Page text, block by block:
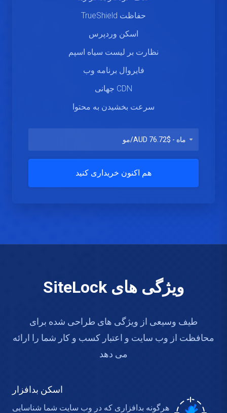
حفاظت TrueShield
اسکن وردپرس
نظارت بر لیست سیاه اسپم
فایروال برنامه وب
CDN جهانی
سرعت بخشیدن به محتوا
هم اکنون خریداری کنید
ویژگی های SiteLock
طیف وسیعی از ویژگی های طراحی شده برای
محافظت از وب سایت و اعتبار کسب و کار شما را ارائه
می دهد
اسکن بدافزار
هرگونه بدافزاری که در وب سایت شما شناسایی